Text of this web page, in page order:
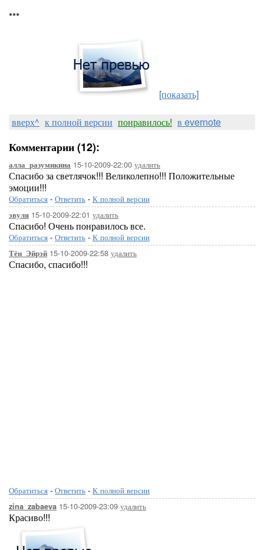
***
[показать]
вверх^ к полной версии понравилось! в evernote
Комментарии (12):
алла_разумикина 15-10-2009-22:00 удалить
Спасибо за светлячок!!! Великолепно!!! Положительные
эмоции!!!
Обратиться - Ответить - К полной версии
эвуля 15-10-2009-22:01 удалить
Спасибо! Очень понравилось все.
Обратиться - Ответить - К полной версии
Тён_Эйрэй 15-10-2009-22:58 удалить
Спасибо, спасибо!!!
Обратиться - Ответить - К полной версии
zina_zabaeva 15-10-2009-23:09 удалить
Красиво!!!